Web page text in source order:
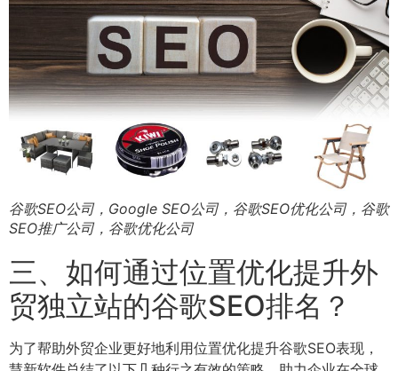
谷歌SEO公司，Google SEO公司，谷歌SEO优化公司，谷歌
SEO推广公司，谷歌优化公司
三、如何通过位置优化提升外
贸独立站的谷歌SEO排名？
为了帮助外贸企业更好地利用位置优化提升谷歌SEO表现，